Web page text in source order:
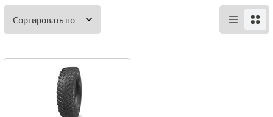
Сортировать по